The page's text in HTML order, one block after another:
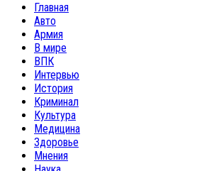
Главная
Авто
Армия
В мире
ВПК
Интервью
История
Криминал
Культура
Медицина
Здоровье
Мнения